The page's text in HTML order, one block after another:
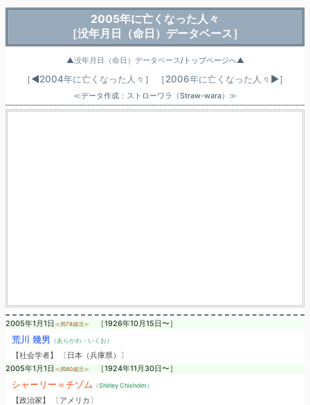
2005年に亡くなった人々
［没年月日（命日）データベース］
▲没年月日（命日）データベース/トップページへ▲
［◀2004年に亡くなった人々 ］ ［2006年に亡くなった人々 ▶］
≪データ作成：ストローワラ（Straw-wara）≫
2005年1月1日 ≪満78歳没≫ ［1926年10月15日〜］
荒川 幾男 （あらかわ・いくお）
【社会学者】 〔日本（兵庫県）〕
2005年1月1日 ≪満80歳没≫ ［1924年11月30日〜］
シャーリー＝チゾム （Shirley Chisholm）
【政治家】 〔アメリカ〕